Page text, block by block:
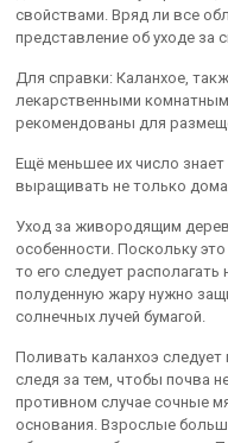
свойствами. Вряд ли все
представление об уходе за
Для справки: Каланхое,
лекарственными
рекомендованы для
Ещё меньшее их число
выращивать не только
Уход за живородящим
особенности. Поскольку
то его следует
полуденную жару нужно
солнечных лучей бумагой.
Поливать каланхоэ
следя за тем, чтобы почва
противном случае сочные
основания. Взрослые